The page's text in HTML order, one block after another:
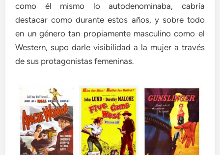
como él mismo lo autodenominaba, cabría
destacar como durante estos años, y sobre todo
en un género tan propiamente masculino como el
Western, supo darle visibilidad a la mujer a través
de sus protagonistas femeninas.